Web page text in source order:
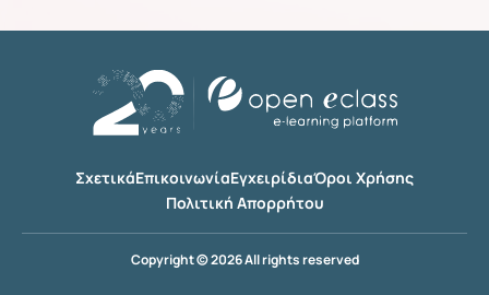
ΣχετικάΕπικοινωνίαΕγχειρίδιαΌροι Χρήσης
Πολιτική Απορρήτου
Copyright © 2026 All rights reserved